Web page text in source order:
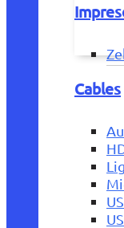
Cables